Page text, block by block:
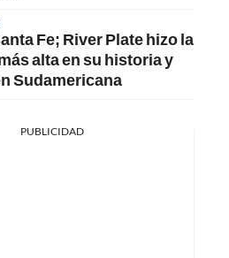
Fe; River Plate hizo la
alta en su historia y
Sudamericana
PUBLICIDAD